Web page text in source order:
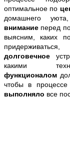
оптимальное по
домашнего уюта
внимание перед
выясним, каких
долговечное
какими
функционалом
чтобы в процессе
выполняло все